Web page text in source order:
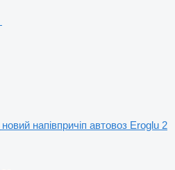
новий напівпричіп автовоз Eroglu 2